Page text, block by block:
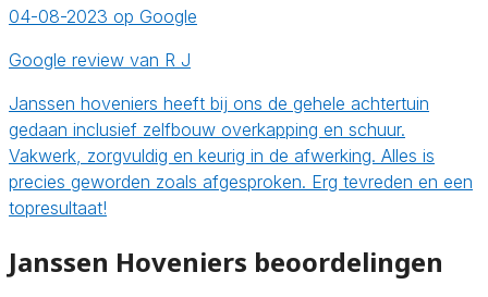
04-08-2023 op Google
Google review van R J
Janssen hoveniers heeft bij ons de gehele achtertuin
gedaan inclusief zelfbouw overkapping en schuur.
Vakwerk, zorgvuldig en keurig in de afwerking. Alles is
precies geworden zoals afgesproken. Erg tevreden en een
topresultaat!
Janssen Hoveniers beoordelingen